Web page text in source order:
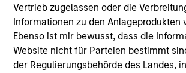
Vertrieb zugelassen oder die
Informationen zu den Anlageprodukten
Ebenso ist mir bewusst, dass die
Website nicht für Parteien bestimmt
der Regulierungsbehörde des Landes,
Advantage
Invests primarily in established
companies in the United States.